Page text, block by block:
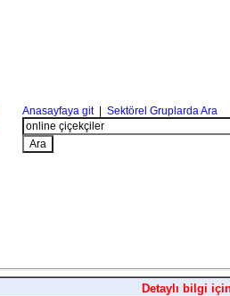
Anasayfaya git| Sektörel Gruplarda Ara
Detaylı bilgi